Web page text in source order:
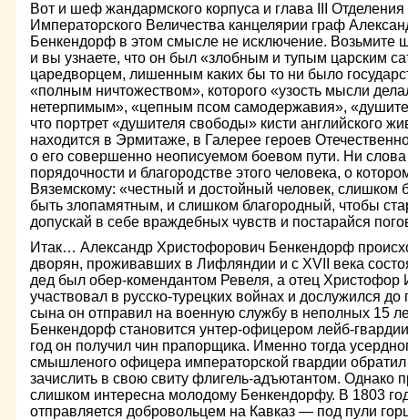
Вот и шеф жандармского корпуса и глава III Отделения
Императорского Величества канцелярии граф
Бенкендорф в этом смысле не исключение. Возьмите
и вы узнаете, что он был «злобным и тупым царским
царедворцем, лишенным каких бы то ни было
«полным ничтожеством», которого «узость мысли
нетерпимым», «цепным псом самодержавия»,
что портрет «душителя свободы» кисти английского
находится в Эрмитаже, в Галерее героев
о его совершенно неописуемом боевом пути. Ни слова
порядочности и благородстве этого человека, о
Вяземскому: «честный и достойный человек, слишком
быть злопамятным, и слишком благородный, чтобы
допускай в себе враждебных чувств и постарайся
Итак… Александр Христофорович Бенкендорф
дворян, проживавших в Лифляндии и с XVII века
дед был обер-комендантом Ревеля, а отец
участвовал в русско-турецких войнах и дослужился до
сына он отправил на военную службу в неполных 15
Бенкендорф становится унтер-офицером лейб-
год он получил чин прапорщика. Именно тогда
смышленого офицера императорской гвардии
зачислить в свою свиту флигель-адъютантом. Однако
слишком интересна молодому Бенкендорфу. В 1803
отправляется добровольцем на Кавказ — под пули